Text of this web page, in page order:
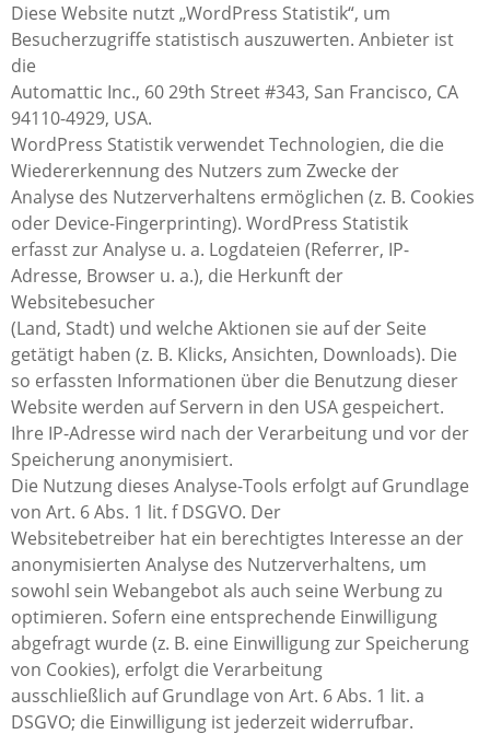
Diese Website nutzt „WordPress Statistik“, um
Besucherzugriffe statistisch auszuwerten. Anbieter ist
die
Automattic Inc., 60 29th Street #343, San Francisco, CA
94110-4929, USA.
WordPress Statistik verwendet Technologien, die die
Wiedererkennung des Nutzers zum Zwecke der
Analyse des Nutzerverhaltens ermöglichen (z. B. Cookies
oder Device-Fingerprinting). WordPress Statistik
erfasst zur Analyse u. a. Logdateien (Referrer, IP-
Adresse, Browser u. a.), die Herkunft der
Websitebesucher
(Land, Stadt) und welche Aktionen sie auf der Seite
getätigt haben (z. B. Klicks, Ansichten, Downloads). Die
so erfassten Informationen über die Benutzung dieser
Website werden auf Servern in den USA gespeichert.
Ihre IP-Adresse wird nach der Verarbeitung und vor der
Speicherung anonymisiert.
Die Nutzung dieses Analyse-Tools erfolgt auf Grundlage
von Art. 6 Abs. 1 lit. f DSGVO. Der
Websitebetreiber hat ein berechtigtes Interesse an der
anonymisierten Analyse des Nutzerverhaltens, um
sowohl sein Webangebot als auch seine Werbung zu
optimieren. Sofern eine entsprechende Einwilligung
abgefragt wurde (z. B. eine Einwilligung zur Speicherung
von Cookies), erfolgt die Verarbeitung
ausschließlich auf Grundlage von Art. 6 Abs. 1 lit. a
DSGVO; die Einwilligung ist jederzeit widerrufbar.